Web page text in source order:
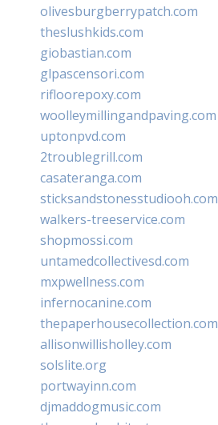
olivesburgberrypatch.com
theslushkids.com
giobastian.com
glpascensori.com
rifloorepoxy.com
woolleymillingandpaving.com
uptonpvd.com
2troublegrill.com
casateranga.com
sticksandstonesstudiooh.com
walkers-treeservice.com
shopmossi.com
untamedcollectivesd.com
mxpwellness.com
infernocanine.com
thepaperhousecollection.com
allisonwillisholley.com
solslite.org
portwayinn.com
djmaddogmusic.com